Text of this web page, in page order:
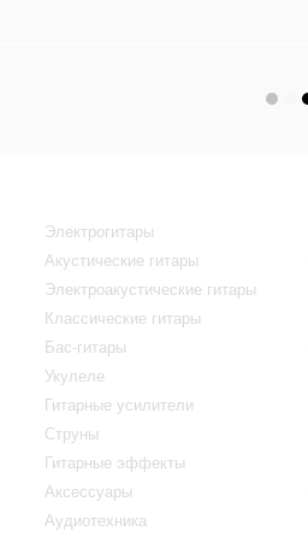
Электрогитары
Акустические гитары
Электроакустические гитары
Классические гитары
Бас-гитары
Укулеле
Гитарные усилители
Струны
Гитарные эффекты
Аксессуары
Аудиотехника